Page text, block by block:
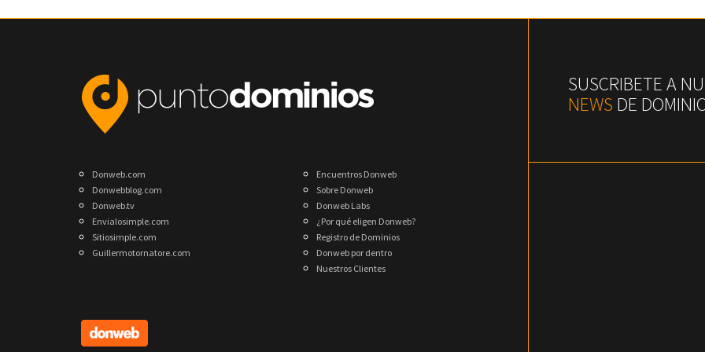
Donweb.com
Donwebblog.com
Donweb.tv
Envialosimple.com
Sitiosimple.com
Guillermotornatore.com
Encuentros Donweb
Sobre Donweb
Donweb Labs
¿Por qué eligen Donweb?
Registro de Dominios
Donweb por dentro
Nuestros Clientes
SUSCRIBETE A
NEWS DE